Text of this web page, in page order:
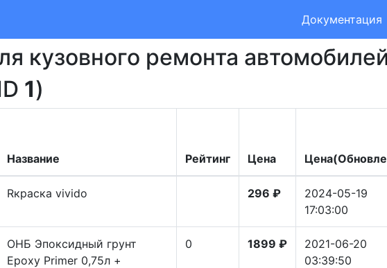
Документация
кузовного ремонта
1)
Название Рейтинг Цена
Rкраска vivido 296 ₽
2024-05-19
17:03:00
ОНБ Эпоксидный грунт
Epoxy Primer 0,75л +
0 1899 ₽
2021-06-20
03:39:50